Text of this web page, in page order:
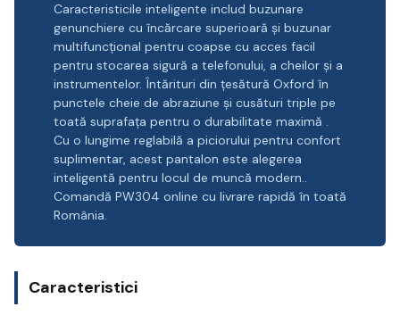
Caracteristicile inteligente includ buzunare
genunchiere cu încărcare superioară și buzunar
multifuncțional pentru coapse cu acces facil
pentru stocarea sigură a telefonului, a cheilor și a
instrumentelor. Întărituri din țesătură Oxford în
punctele cheie de abraziune și cusături triple pe
toată suprafața pentru o durabilitate maximă .
Cu o lungime reglabilă a piciorului pentru confort
suplimentar, acest pantalon este alegerea
inteligentă pentru locul de muncă modern..
Comandă PW304 online cu livrare rapidă în toată
România.
Caracteristici